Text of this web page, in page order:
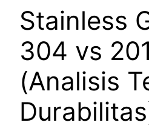
Stainless
304 vs 201
(Analisis